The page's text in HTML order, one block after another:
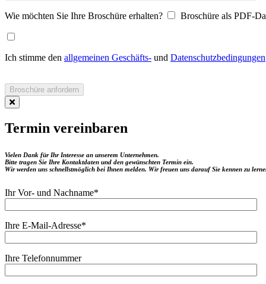
Wie möchten Sie Ihre Broschüre erhalten? Broschüre als PDF-
Ich stimme den allgemeinen Geschäfts- und Datenschutzbedingungen
Broschüre anfordern
Termin vereinbaren
Vielen Dank für Ihr Interesse an unserem Unternehmen.
Bitte tragen Sie Ihre Kontaktdaten und den gewünschten Termin ein.
Wir werden uns schnellstmöglich bei Ihnen melden. Wir freuen uns darauf Sie kennen zu
Ihr Vor- und Nachname*
Ihre E-Mail-Adresse*
Ihre Telefonnummer